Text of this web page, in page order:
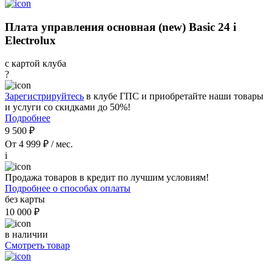
Плата управления основная (new) Basic 24 i
Electrolux
с картой клуба
?
Зарегистрируйтесь в клубе ГПС и приобретайте наши товары
и услуги со скидками до 50%!
Подробнее
9 500 ₽
От 4 999 ₽ / мес.
i
Продажа товаров в кредит по лучшим условиям!
Подробнее о способах оплаты
без карты
10 000 ₽
в наличии
Смотреть товар